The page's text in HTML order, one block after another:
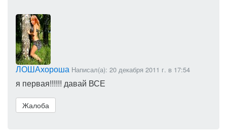
ЛОШАхороша Написал(а): 20 декабря 2011 г. в 17:54
я первая!!!!!! давай ВСЕ
Жалоба